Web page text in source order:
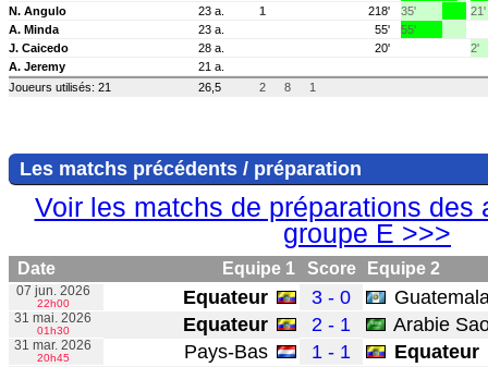
N. Angulo
23 a. 1 218' 35'
21'
A. Minda
23 a. 55'
55'
J. Caicedo
28 a. 20'
2'
A. Jeremy
21 a.
Joueurs utilisés: 21
26,5 2 8 1
Les matchs précédents / préparation
Voir les matchs de préparations des
groupe E >>>
Date Equipe 1 Score Equipe 2
07 jun. 2026
22h00 Equateur 3 - 0
31 mai. 2026
01h30 Equateur 2 - 1 Arabie
31 mar. 2026
20h45 Pays-Bas 1 - 1 Equateur